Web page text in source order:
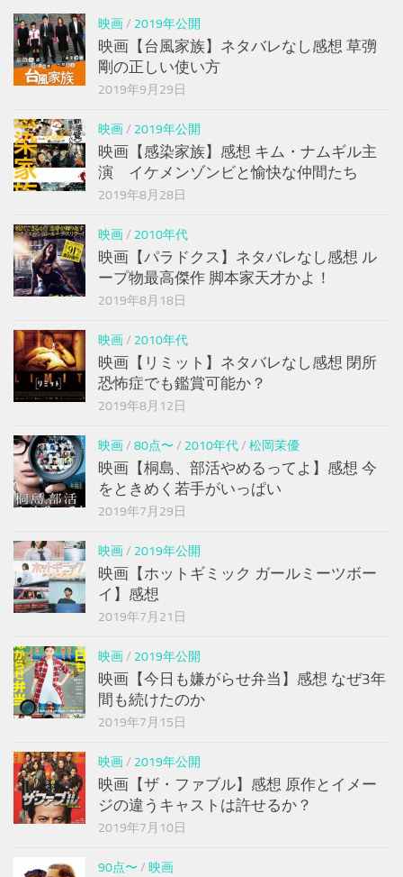
映画/ 2019年公開
映画【台風家族】ネタバレなし感想 草彅
剛の正しい使い方
2019年9月29日
映画/ 2019年公開
映画【感染家族】感想 キム・ナムギル主
演 イケメンゾンビと愉快な仲間たち
2019年8月28日
映画/ 2010年代
映画【パラドクス】ネタバレなし感想 ル
ープ物最高傑作 脚本家天才かよ！
2019年8月18日
映画/ 2010年代
映画【リミット】ネタバレなし感想 閉所
恐怖症でも鑑賞可能か？
2019年8月12日
映画/ 80点〜 / 2010年代/ 松岡茉優
映画【桐島、部活やめるってよ】感想 今
をときめく若手がいっぱい
2019年7月29日
映画/ 2019年公開
映画【ホットギミック ガールミーツボー
イ】感想
2019年7月21日
映画/ 2019年公開
映画【今日も嫌がらせ弁当】感想 なぜ3年
間も続けたのか
2019年7月15日
映画/ 2019年公開
映画【ザ・ファブル】感想 原作とイメー
ジの違うキャストは許せるか？
2019年7月10日
90点〜 / 映画